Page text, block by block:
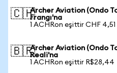
🇨🇭Archer Aviation (Ondo
Frangı'na
1 ACHRon eşittir CHF 4,51
🇧🇷Archer Aviation (Ondo
Reali'na
1 ACHRon eşittir R$28,44